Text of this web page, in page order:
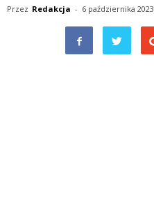
Przez Redakcja - 6 października 2023